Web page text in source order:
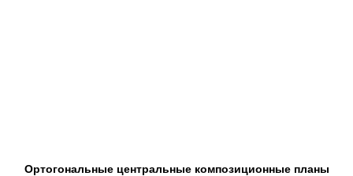
Ортогональные центральные композиционные планы